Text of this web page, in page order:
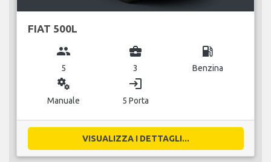
FIAT 500L
group
5
business_center
3
local_gas_station
Benzina
miscellaneous_services
Manuale
login
5 Porta
VISUALIZZA I DETTAGLI...